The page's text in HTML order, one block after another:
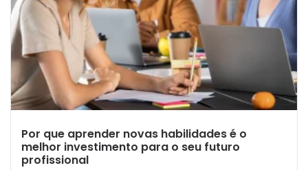
Por que aprender novas habilidades é o
melhor investimento para o seu futuro
profissional